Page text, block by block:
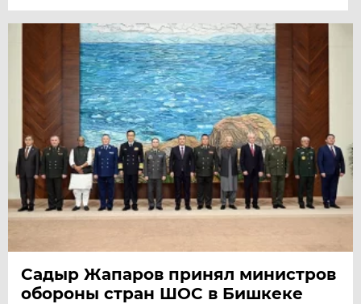
Садыр Жапаров принял министров
обороны стран ШОС в Бишкеке